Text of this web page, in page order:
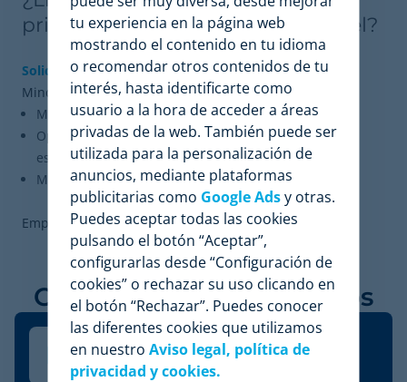
pricing dinámico al siguiente nivel?
Solicita una demo personalizaday descubre cómo
Minderest puede ayudarte a:
Monitorizar tu mercado en tiempo real.
Optimizar tus precios automáticamente y de forma
estratégica.
Mejorar tu rentabilidad tanto en B2B como en B2C.
Empieza hoy a tomar decisiones más inteligentes.
Case Studies relacionados
tu experiencia en la página web
mostrando el contenido en tu idioma
o recomendar otros contenidos de tu
interés, hasta identificarte como
usuario a la hora de acceder a áreas
privadas de la web. También puede ser
utilizada para la personalización de
anuncios, mediante plataformas
publicitarias como Google Adsy otras.
Puedes aceptar todas las cookies
pulsando el botón “Aceptar”,
configurarlas desde “Configuración de
cookies” o rechazar su uso clicando en
el botón “Rechazar”. Puedes conocer
las diferentes cookies que utilizamos
en nuestro Aviso legal, política de
privacidad y cookies.